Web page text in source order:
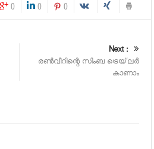
0 0 0
Next :
രണ്‍വീറിന്റെ സിംബ ട്രെയ്‌ലര്‍
കാണാം